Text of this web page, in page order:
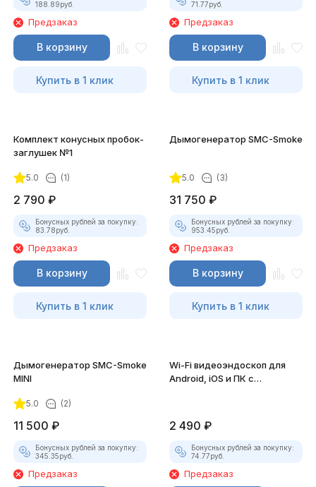
188.89руб.
Предзаказ
В корзину
Купить в 1 клик
71.77руб.
Предзаказ
В корзину
Купить в 1 клик
Комплект конусных пробок-
заглушек №1
5.0 (1)
2 790 ₽
Бонусных рублей за покупку:
83.78руб.
Предзаказ
В корзину
Купить в 1 клик
Дымогенератор SMC-Smoke
5.0 (3)
31 750 ₽
Бонусных рублей за покупку:
953.45руб.
Предзаказ
В корзину
Купить в 1 клик
Дымогенератор SMC-Smoke
MINI
5.0 (2)
11 500 ₽
Бонусных рублей за покупку:
345.35руб.
Предзаказ
Wi-Fi видеоэндоскоп для
Android, iOS и ПК с
2 490 ₽
Бонусных рублей за покупку:
74.77руб.
Предзаказ